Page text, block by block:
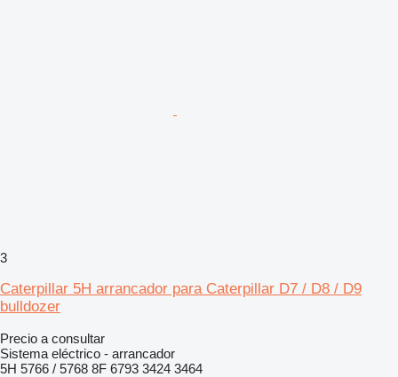
3
Caterpillar 5H arrancador para Caterpillar D7 / D8 / D9
bulldozer
Precio a consultar
Sistema eléctrico - arrancador
5H 5766 / 5768 8F 6793 3424 3464